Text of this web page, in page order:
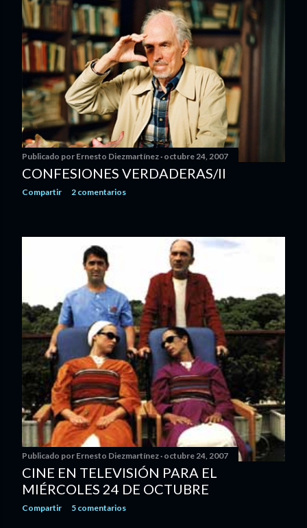
Publicado por Ernesto Diezmartínez octubre 24, 2007
CONFESIONES VERDADERAS/II
Compartir 2 comentarios
Publicado por Ernesto Diezmartínez octubre 24, 2007
CINE EN TELEVISIÓN PARA EL
MIÉRCOLES 24 DE OCTUBRE
Compartir 5 comentarios